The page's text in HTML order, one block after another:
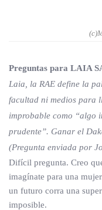
Preguntas para LAIA
Laia, la RAE define la
facultad ni medios para
improbable como “algo
prudente”. Ganar el
(Pregunta enviada por
Difícil pregunta. Creo
imagínate para una
un futuro corra una
imposible.